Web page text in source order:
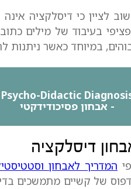
לציין כי דיסלקציה
בעיבוד של מילים
במיוחד כאשר ניתנות
Psycho-Didactic
- אבחון פסיכודידקטי
דיסלקציה
המדריך לאבחון
של קשיים מתמשכים